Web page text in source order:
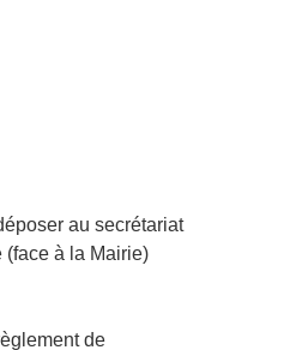
au secrétariat
(face à la Mairie)
de